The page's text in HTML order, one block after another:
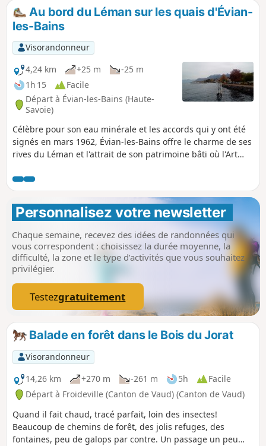
Au bord du Léman sur les quais d'Évian-
les-Bains
Visorandonneur
4,24 km
+25 m
-25 m
1h 15
Facile
Départ à Évian-les-Bains (Haute-
Savoie)
Célèbre pour son eau minérale et les accords qui y ont été
signés en mars 1962, Évian-les-Bains offre le charme de ses
rives du Léman et l'attrait de son patrimoine bâti où l'Art
parcours sur les quais et le long des différents ports de la
ville, ainsi qu'une escapade vers la célèbre Source Cachat et
dans les sentes du centre historique.
Personnalisez votre newsletter
Chaque semaine, recevez des idées de randonnées qui
vous correspondent : choisissez la durée moyenne, la
difficulté, la zone et le type d’activités que vous souhaitez
privilégier.
Testezgratuitement
Balade en forêt dans le Bois du Jorat
Visorandonneur
14,26 km
+270 m -261 m 5h
Facile
Départ à Froideville (Canton de Vaud) (Canton de Vaud)
Quand il fait chaud, tracé parfait, loin des insectes!
Beaucoup de chemins de forêt, des jolis refuges, des
fontaines, peu de galops par contre. Un passage un peu